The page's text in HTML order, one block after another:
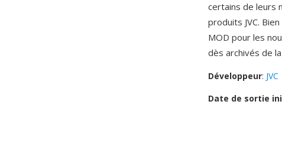
certains de leurs
produits JVC.
MOD pour les
dès archivés de
Développeur: JVC
Date de sortie